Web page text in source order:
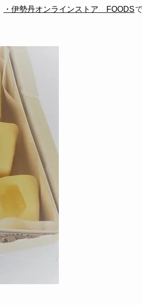
・伊勢丹オンラインストア FOODS